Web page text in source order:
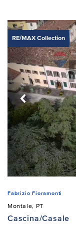
RE/MAX Collection
Fabrizio Fioramonti
Montale, PT
Cascina/Casale